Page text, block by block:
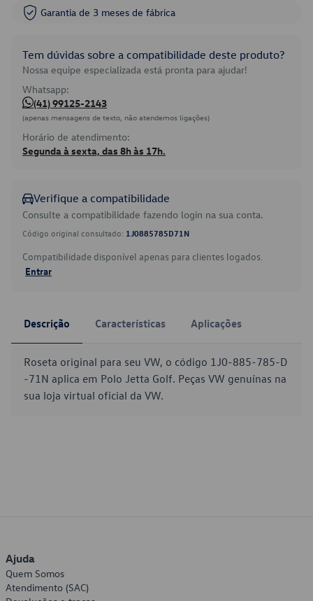
Garantia de 3 meses de fábrica
Tem dúvidas sobre a compatibilidade deste produto?
Nossa equipe especializada está pronta para ajudar!
Whatsapp:
(41) 99125-2143
(apenas mensagens de texto, não atendemos ligações)
Horário de atendimento:
Segunda à sexta, das 8h às 17h.
Verifique a compatibilidade
Consulte a compatibilidade fazendo login na sua conta.
Código original consultado: 1J0885785D71N
Compatibilidade disponível apenas para clientes logados.
Entrar
Descrição Características Aplicações
Roseta original para seu VW, o código 1J0-885-785-D
-71N aplica em Polo Jetta Golf. Peças VW genuínas na
sua loja virtual oficial da VW.
Ajuda
Quem Somos
Atendimento (SAC)